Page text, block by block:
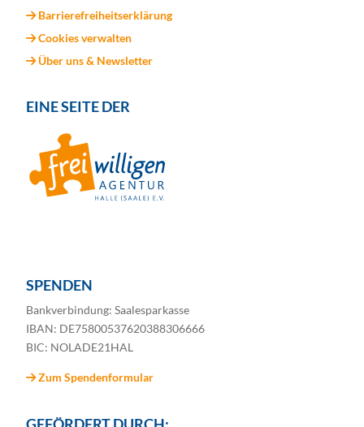
Barrierefreiheitserklärung
Cookies verwalten
Über uns & Newsletter
EINE SEITE DER
SPENDEN
Bankverbindung: Saalesparkasse
IBAN: DE75800537620388306666
BIC: NOLADE21HAL
Zum Spendenformular